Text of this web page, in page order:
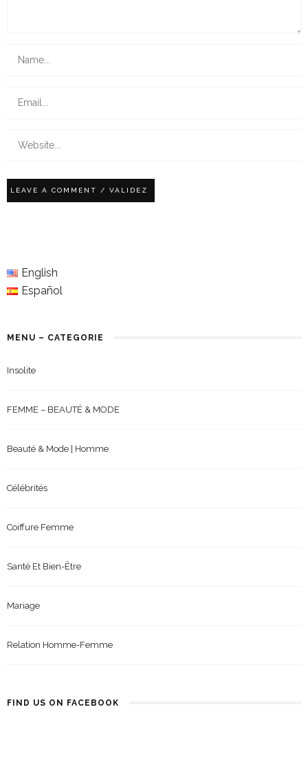
English
Español
MENU – CATEGORIE
Insolite
FEMME – BEAUTÉ & MODE
Beauté & Mode | Homme
Célébrités
Coiffure Femme
Santé Et Bien-Être
Mariage
Relation Homme-Femme
FIND US ON FACEBOOK